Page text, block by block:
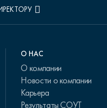
О НАС
О компании
Новости о компании
Карьера
Результаты СОУТ